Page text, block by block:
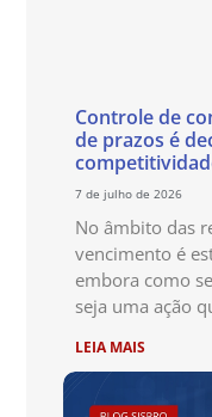
Controle de
de prazos é
7 de julho de 2026
No âmbito das
vencimento é
embora como
seja uma ação
LEIA MAIS